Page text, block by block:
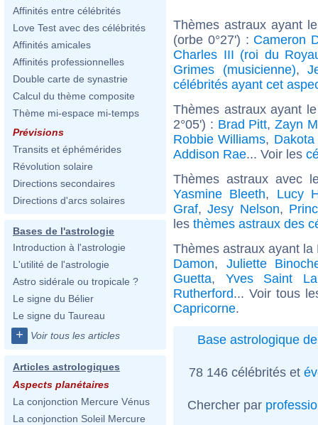
Affinités entre célébrités
Love Test avec des célébrités
Affinités amicales
Affinités professionnelles
Double carte de synastrie
Calcul du thème composite
Thème mi-espace mi-temps
Prévisions
Transits et éphémérides
Révolution solaire
Directions secondaires
Directions d'arcs solaires
Bases de l'astrologie
Introduction à l'astrologie
L'utilité de l'astrologie
Astro sidérale ou tropicale ?
Le signe du Bélier
Le signe du Taureau
+ Voir tous les articles
Articles astrologiques
Aspects planétaires
La conjonction Mercure Vénus
La conjonction Soleil Mercure
Thèmes astraux ayant
(orbe 0°27') : Cameron
Charles III (roi du
Grimes (musicienne),
célébrités ayant cet
Thèmes astraux ayant
2°05') : Brad Pitt,Zayn
Robbie Williams,
Addison Rae... Voir les
Thèmes astraux avec
Yasmine Bleeth, Lucy
Graf,Jesy Nelson,
les thèmes astraux des
Thèmes astraux ayant
Damon, Juliette
Guetta, Yves Saint
Rutherford... Voir tous
Capricorne.
Base astrologique
78 146 célébrités et
Chercher par